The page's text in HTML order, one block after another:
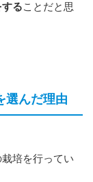
ることだと思
選んだ理由
培を行ってい